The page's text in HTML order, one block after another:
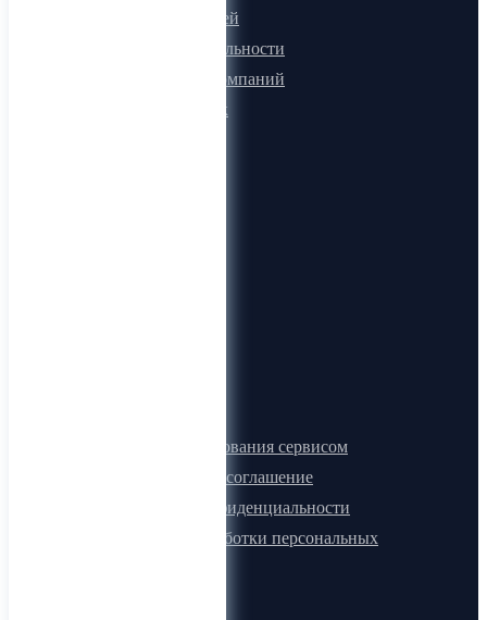
Для покупателей
Программа лояльности
Микроблоги компаний
Быстрый поиск
Правила пользования сервисом
Лицензионное соглашение
Политика конфиденциальности
Политика обработки персональных